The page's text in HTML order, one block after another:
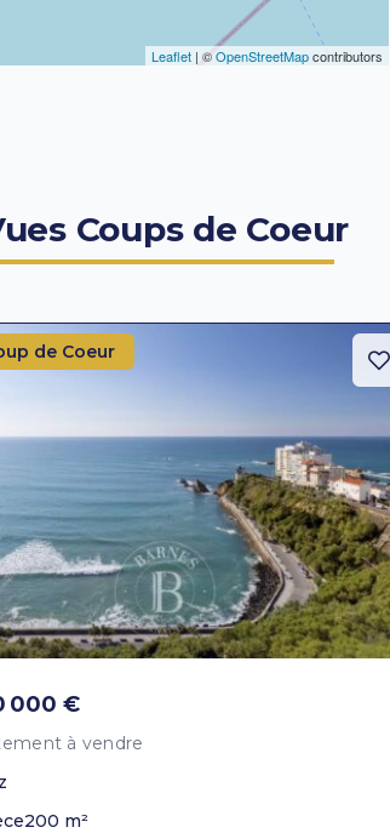
Leaflet| ©OpenStreetMapcontributors
Coups de Coeur
de Coeur
000 €
à vendre
200 m²